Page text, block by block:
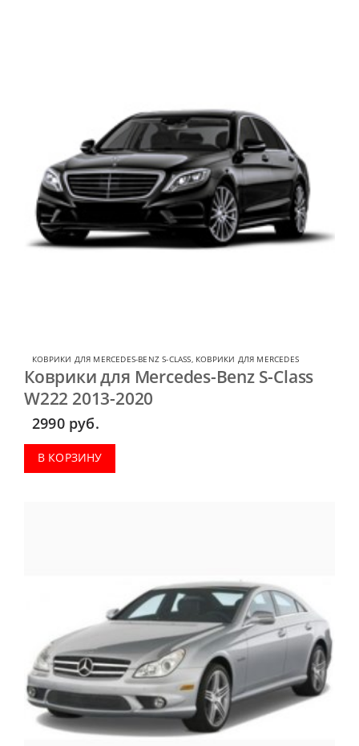
КОВРИКИ ДЛЯ MERCEDES-BENZ S-CLASS, КОВРИКИ ДЛЯ MERCEDES
Коврики для Mercedes-Benz S-Class
W222 2013-2020
2990 руб.
В КОРЗИНУ